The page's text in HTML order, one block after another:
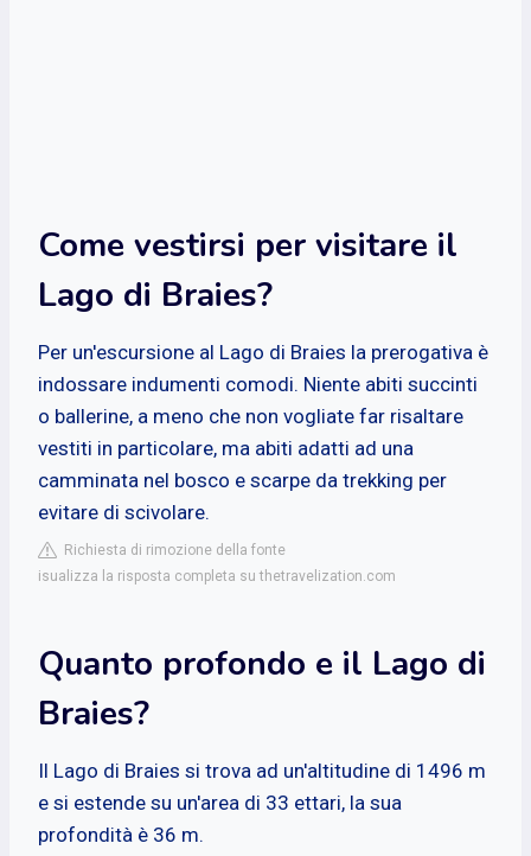
Come vestirsi per visitare il
Lago di Braies?
Per un'escursione al Lago di Braies la prerogativa è
indossare indumenti comodi. Niente abiti succinti
o ballerine, a meno che non vogliate far risaltare
vestiti in particolare, ma abiti adatti ad una
camminata nel bosco e scarpe da trekking per
evitare di scivolare.
Richiesta di rimozione della fonte
isualizza la risposta completa su thetravelization.com
Quanto profondo e il Lago di
Braies?
Il Lago di Braies si trova ad un'altitudine di 1496 m
e si estende su un'area di 33 ettari, la sua
profondità è 36 m.